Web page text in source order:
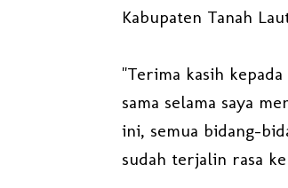
Kabupaten Tanah
"Terima kasih
sama selama saya
ini, semua bidang-
sudah terjalin rasa